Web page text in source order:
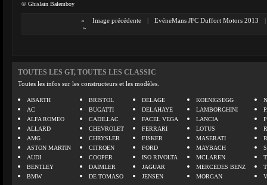
© Ghislain Balemboy
« Image précédente | EvéneMans JFC Duffort Motors 2013
|
»
TOUTES LES GT, TOUTES LES CLASSIC
Toutes les infos sur les constructeurs et les modèles.
ABARTH
AC
ALFA ROMEO
ALLARD
AMG
ASTON MARTIN
AUDI
BENTLEY
BMW
BRISTOL
BUGATTI
CADILLAC
CHEVROLET
CHRYSLER
CITROEN
COOPER
DAIMLER
DE TOMASO
DELAGE
DELAHAYE
FACEL VEGA
FERRARI
FISKER
FORD
ISO RIVOLTA
JAGUAR
JENSEN
KOENIGSEGG
LAMBORGHINI
LANCIA
LOTUS
MASERATI
MAYBACH
MCLAREN
MERCEDES BENZ
MORGAN